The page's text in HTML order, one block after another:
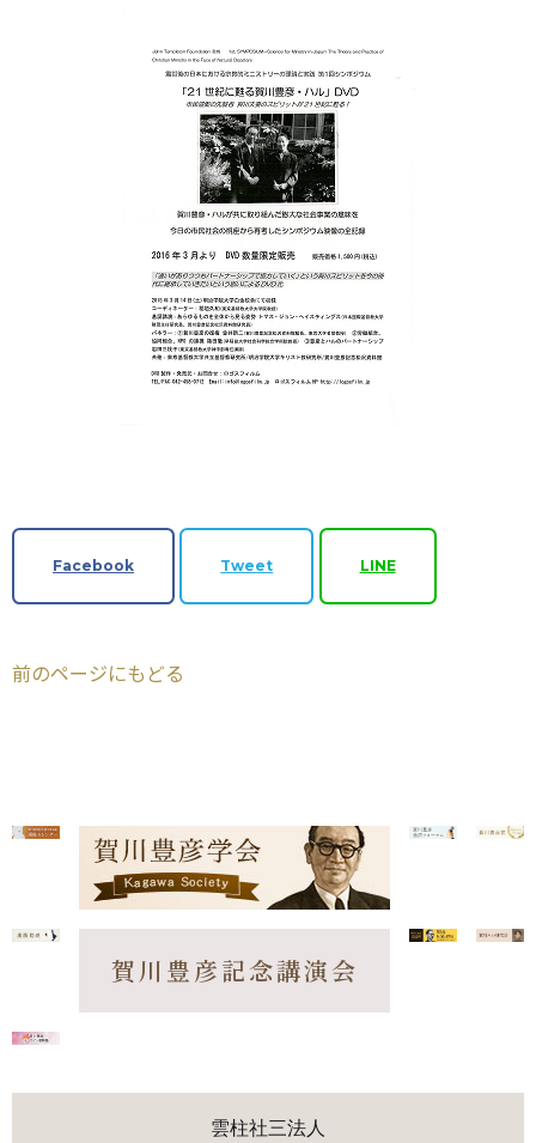
Facebook Tweet LINE
前のページにもどる
賀川豊彦記念講演会
雲柱社三法人